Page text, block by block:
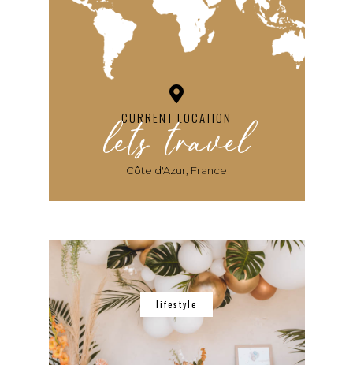
CURRENT LOCATION
lets travel
Côte d'Azur, France
lifestyle